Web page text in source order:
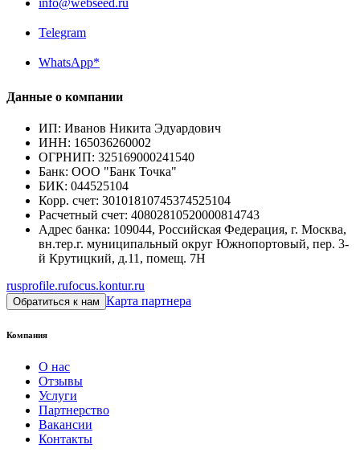
info@webseed.ru
Telegram
WhatsApp*
Данные о компании
ИП: Иванов Никита Эдуардович
ИНН: 165036260002
ОГРНИП: 325169000241540
Банк: ООО "Банк Точка"
БИК: 044525104
Корр. счет: 30101810745374525104
Расчетный счет: 40802810520000814743
Адрес банка: 109044, Российская Федерация, г. Москва,
вн.тер.г. муниципальный округ Южнопортовый, пер. 3-
й Крутицкий, д.11, помещ. 7Н
rusprofile.rufocus.kontur.ru
Обратиться к нам Карта партнера
Компания
О нас
Отзывы
Услуги
Партнерство
Вакансии
Контакты